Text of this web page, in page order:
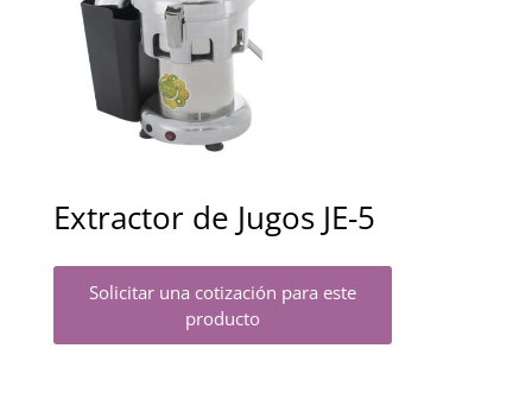
Extractor de Jugos JE-5
Solicitar una cotización para este
producto